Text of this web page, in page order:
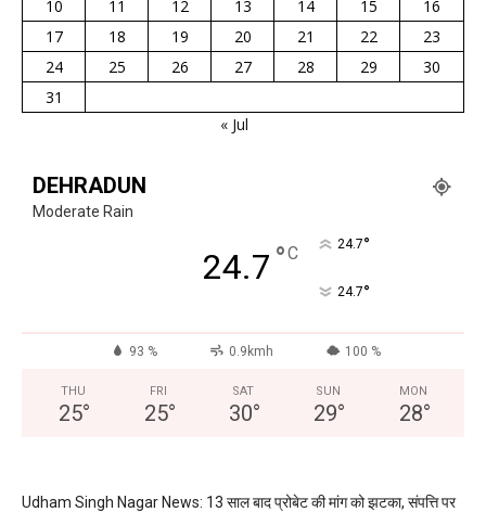
10 11 12 13 14 15
16
17
18 19 20 21 22
23
24
25 26 27 28 29
30
31
« Jul
DEHRADUN
Moderate Rain
24.7 °C 24.7°
24.7°
93 % 0.9kmh 100 %
THU
25°
FRI
25°
SAT
30°
SUN
29°
MON
28°
Udham Singh Nagar News: 13 साल बाद प्रोबेट की मांग को झटका, संपत्ति पर